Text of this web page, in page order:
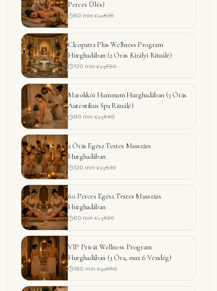
Perces Ülés)
60 min·€20€25
Cleopatra Plus Wellness Program
Hurghadában (2 Órás Királyi Rituálé)
120 min·€25€80
Marokkói Hammam Hurghadában (3 Órás
Autentikus Spa Rituálé)
90 min·€25€40
2 Órás Egész Testes Masszázs
Hurghadában
120 min·€25€30
60 Perces Egész Testes Masszázs
Hurghadában
60 min·€15€20
VIP Privát Wellness Program
Hurghadában (3 Óra, max 6 Vendég)
180 min·€50€80